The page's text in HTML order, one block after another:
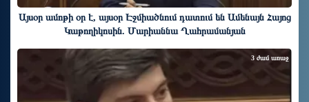
Այսօր ամոթի օր է, այսօր Էջմիածնում դատում են Ամենայն Հայոց
Կաթողիկոսին. Մարիաննա Ղահրամանյան
3 ժամ առաջ